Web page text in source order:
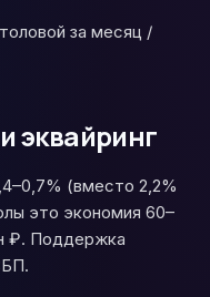
за месяц /
эквайринг
(вместо 2,2%
это экономия 60–
₽. Поддержка